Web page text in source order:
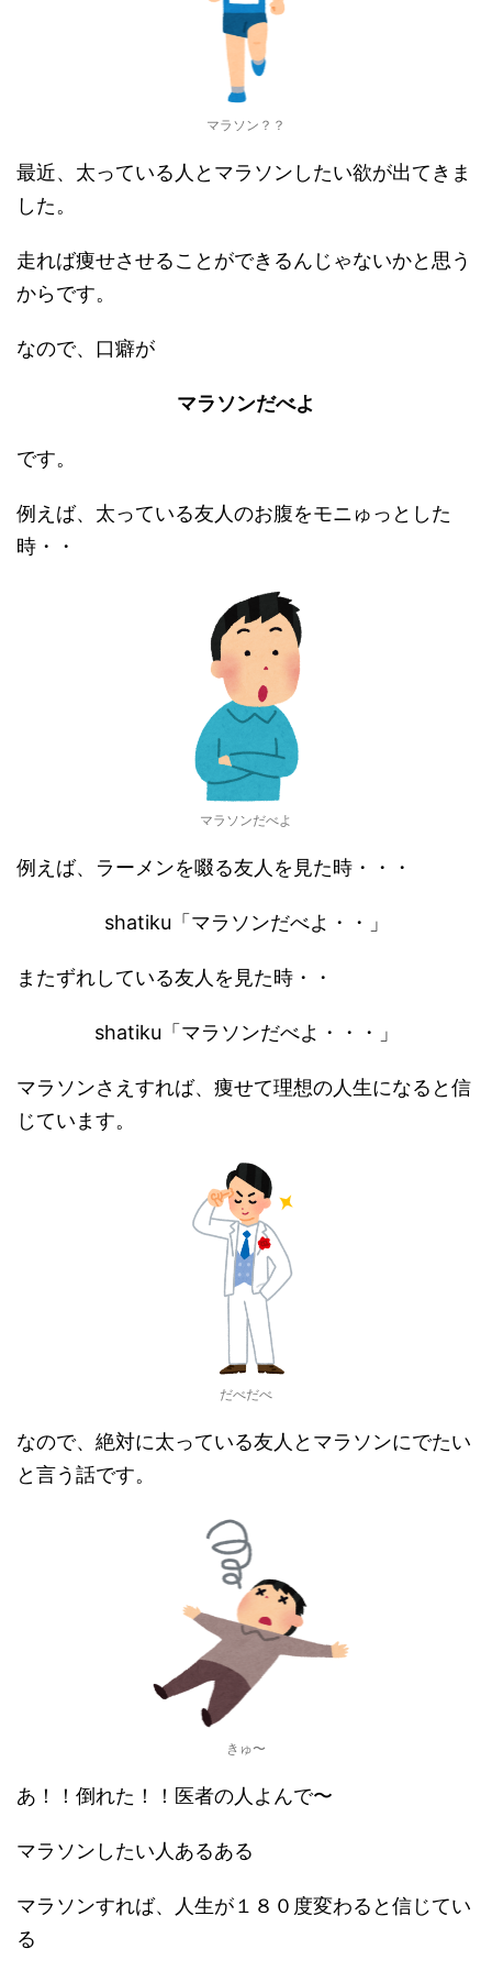
マラソン？？
最近、太っている人とマラソンしたい欲が出てきま
した。
走れば痩せさせることができるんじゃないかと思う
からです。
なので、口癖が
マラソンだべよ
です。
例えば、太っている友人のお腹をモニゅっとした
時・・
マラソンだべよ
例えば、ラーメンを啜る友人を見た時・・・
shatiku「マラソンだべよ・・」
またずれしている友人を見た時・・
shatiku「マラソンだべよ・・・」
マラソンさえすれば、痩せて理想の人生になると信
じています。
だべだべ
なので、絶対に太っている友人とマラソンにでたい
と言う話です。
きゅ〜
あ！！倒れた！！医者の人よんで〜
マラソンしたい人あるある
マラソンすれば、人生が１８０度変わると信じてい
る